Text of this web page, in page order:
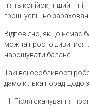
п’ять копійок, інший –
гроші успішно
Відповідно, якщо немає
можна просто дивитися
нарощувати баланс.
Такі всі особливості
дамо кілька порад щодо
Після скачування